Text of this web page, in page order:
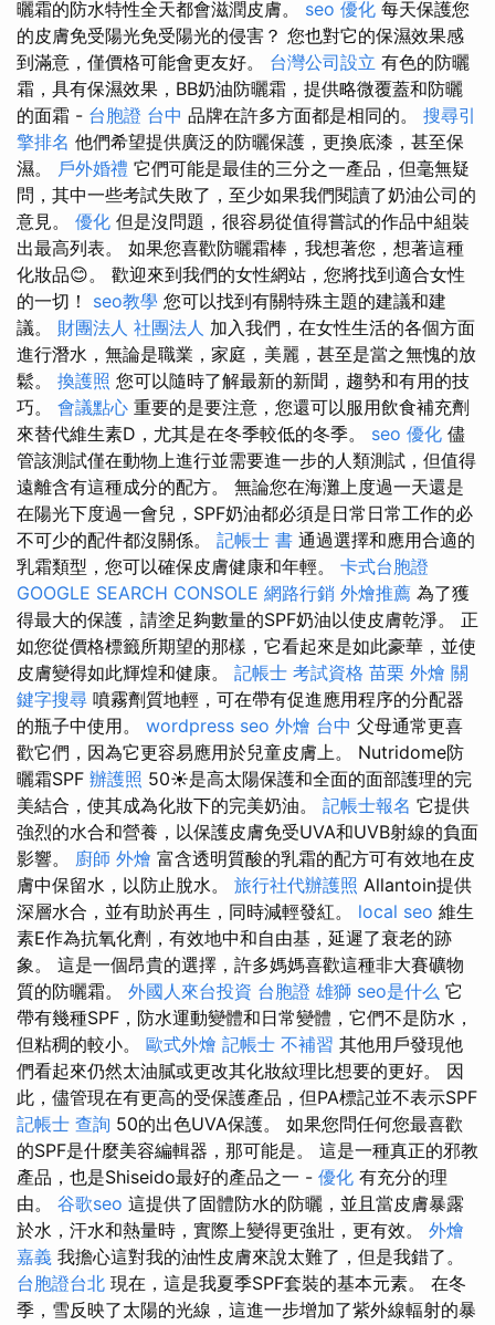
曬霜的防水特性全天都會滋潤皮膚。 seo 優化 每天保護您
的皮膚免受陽光免受陽光的侵害？ 您也對它的保濕效果感
到滿意，僅價格可能會更友好。 台灣公司設立 有色的防曬
霜，具有保濕效果，BB奶油防曬霜，提供略微覆蓋和防曬
的面霜 - 台胞證 台中 品牌在許多方面都是相同的。 搜尋引
擎排名 他們希望提供廣泛的防曬保護，更換底漆，甚至保
濕。 戶外婚禮 它們可能是最佳的三分之一產品，但毫無疑
問，其中一些考試失敗了，至少如果我們閱讀了奶油公司的
意見。 優化 但是沒問題，很容易從值得嘗試的作品中組裝
出最高列表。 如果您喜歡防曬霜棒，我想著您，想著這種
化妝品😊。 歡迎來到我們的女性網站，您將找到適合女性
的一切！ seo教學 您可以找到有關特殊主題的建議和建
議。 財團法人 社團法人 加入我們，在女性生活的各個方面
進行潛水，無論是職業，家庭，美麗，甚至是當之無愧的放
鬆。 換護照 您可以隨時了解最新的新聞，趨勢和有用的技
巧。 會議點心 重要的是要注意，您還可以服用飲食補充劑
來替代維生素D，尤其是在冬季較低的冬季。 seo 優化 儘
管該測試僅在動物上進行並需要進一步的人類測試，但值得
遠離含有這種成分的配方。 無論您在海灘上度過一天還是
在陽光下度過一會兒，SPF奶油都必須是日常日常工作的必
不可少的配件都沒關係。 記帳士 書 通過選擇和應用合適的
乳霜類型，您可以確保皮膚健康和年輕。 卡式台胞證
GOOGLE SEARCH CONSOLE 網路行銷 外燴推薦 為了獲
得最大的保護，請塗足夠數量的SPF奶油以使皮膚乾淨。 正
如您從價格標籤所期望的那樣，它看起來是如此豪華，並使
皮膚變得如此輝煌和健康。 記帳士 考試資格 苗栗 外燴 關
鍵字搜尋 噴霧劑質地輕，可在帶有促進應用程序的分配器
的瓶子中使用。 wordpress seo 外燴 台中 父母通常更喜
歡它們，因為它更容易應用於兒童皮膚上。 Nutridome防
曬霜SPF 辦護照 50☀️是高太陽保護和全面的面部護理的完
美結合，使其成為化妝下的完美奶油。 記帳士報名 它提供
強烈的水合和營養，以保護皮膚免受UVA和UVB射線的負面
影響。 廚師 外燴 富含透明質酸的乳霜的配方可有效地在皮
膚中保留水，以防止脫水。 旅行社代辦護照 Allantoin提供
深層水合，並有助於再生，同時減輕發紅。 local seo 維生
素E作為抗氧化劑，有效地中和自由基，延遲了衰老的跡
象。 這是一個昂貴的選擇，許多媽媽喜歡這種非大賽礦物
質的防曬霜。 外國人來台投資 台胞證 雄獅 seo是什么 它
帶有幾種SPF，防水運動變體和日常變體，它們不是防水，
但粘稠的較小。 歐式外燴 記帳士 不補習 其他用戶發現他
們看起來仍然太油膩或更改其化妝紋理比想要的更好。 因
此，儘管現在有更高的受保護產品，但PA標記並不表示SPF
記帳士 查詢 50的出色UVA保護。 如果您問任何您最喜歡
的SPF是什麼美容編輯器，那可能是。 這是一種真正的邪教
產品，也是Shiseido最好的產品之一 - 優化 有充分的理
由。 谷歌seo 這提供了固體防水的防曬，並且當皮膚暴露
於水，汗水和熱量時，實際上變得更強壯，更有效。 外燴
嘉義 我擔心這對我的油性皮膚來說太難了，但是我錯了。
台胞證台北 現在，這是我夏季SPF套裝的基本元素。 在冬
季，雪反映了太陽的光線，這進一步增加了紫外線輻射的暴